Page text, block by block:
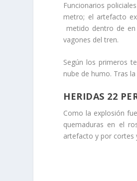
Funcionarios
metro; el artefacto
metido dentro de
vagones del tren.
Según los primeros
nube de humo. Tras
HERIDAS 22
Como la explosión
quemaduras en el
artefacto y por cortes